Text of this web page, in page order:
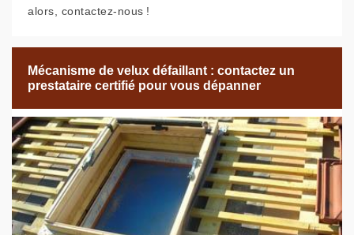
alors, contactez-nous !
Mécanisme de velux défaillant : contactez un
prestataire certifié pour vous dépanner